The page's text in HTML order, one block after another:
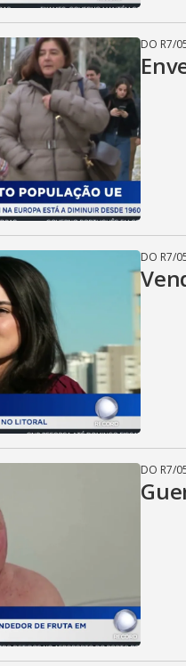
DO R7/
DO R7/
DO R7/